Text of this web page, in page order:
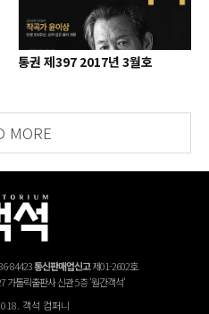
통권 제397 2017년 3월호
MORE
84423통신판매업신고제01-2602호
가톨릭출판사 신관 5층 '월간객석'
객석 컴퍼니